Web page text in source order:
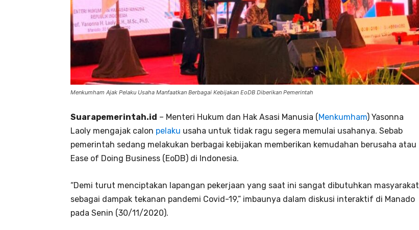
Menkumham Ajak Pelaku Usaha Manfaatkan Berbagai Kebijakan EoDB Diberikan Pemerintah
Suarapemerintah.id – Menteri Hukum dan Hak Asasi Manusia (Menkumham) Yasonna
Laoly mengajak calon pelaku usaha untuk tidak ragu segera memulai usahanya. Sebab
pemerintah sedang melakukan berbagai kebijakan memberikan kemudahan berusaha atau
Ease of Doing Business (EoDB) di Indonesia.
“Demi turut menciptakan lapangan pekerjaan yang saat ini sangat dibutuhkan masyarakat
sebagai dampak tekanan pandemi Covid-19,” imbaunya dalam diskusi interaktif di Manado
pada Senin (30/11/2020).